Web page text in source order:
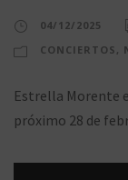
04/12/2025
CONCIERTOS ,
Estrella Morente
próximo 28 de